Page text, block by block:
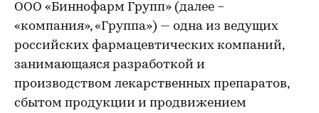
ООО «Биннофарм Групп» (далее –
«компания», «Группа») — одна из ведущих
российских фармацевтических компаний,
занимающаяся разработкой и
производством лекарственных препаратов,
сбытом продукции и продвижением